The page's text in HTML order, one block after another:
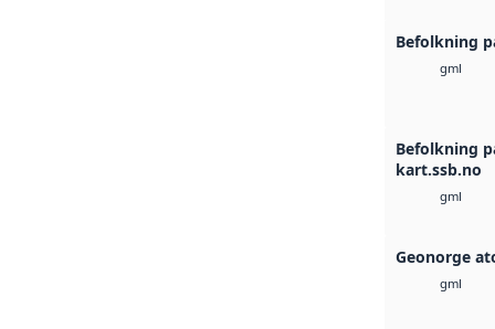
Befolkning
gml
Befolkning
kart.ssb.no
gml
Geonorge
gml